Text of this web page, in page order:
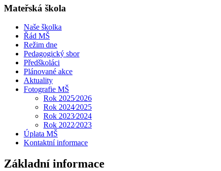
Mateřská škola
Naše školka
Řád MŠ
Režim dne
Pedagogický sbor
Předškoláci
Plánované akce
Aktuality
Fotografie MŠ
Rok 2025⁄2026
Rok 2024⁄2025
Rok 2023⁄2024
Rok 2022⁄2023
Úplata MŠ
Kontaktní informace
Základní informace